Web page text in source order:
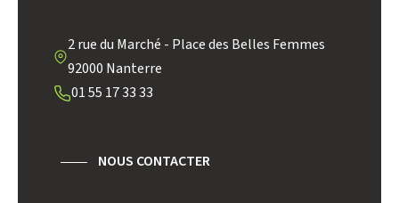
RÉSULTATS DES LYCÉES
2 rue du Marché - Place des Belles Femmes
92000 Nanterre
01 55 17 33 33
NOUS CONTACTER